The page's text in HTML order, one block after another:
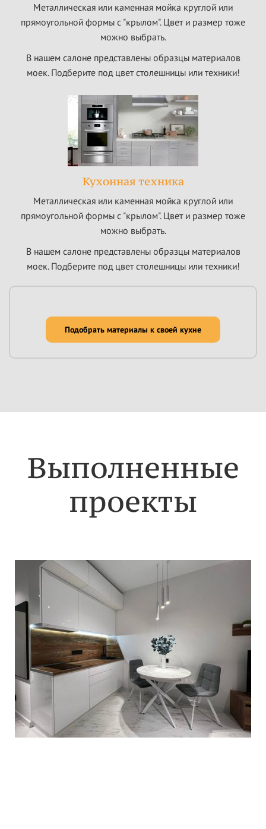
Металлическая или каменная мойка круглой или
прямоугольной формы с "крылом". Цвет и размер тоже
можно выбрать.
В нашем салоне представлены образцы материалов
моек. Подберите под цвет столешницы или техники!
Кухонная техника
Металлическая или каменная мойка круглой или
прямоугольной формы с "крылом". Цвет и размер тоже
можно выбрать.
В нашем салоне представлены образцы материалов
моек. Подберите под цвет столешницы или техники!
Подобрать материалы к своей кухне
Выполненные
проекты